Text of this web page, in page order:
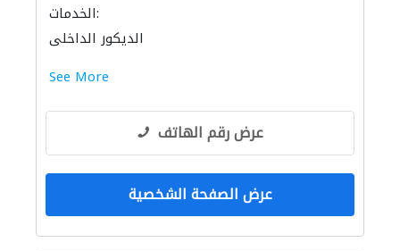
الخدمات:
الديكور الداخلي
See More
عرض رقم الهاتف
عرض الصفحة الشخصية